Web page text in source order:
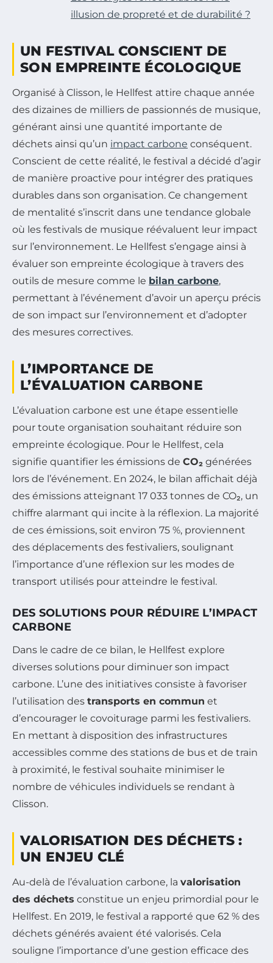
illusion de propreté et de durabilité ?
UN FESTIVAL CONSCIENT DE
SON EMPREINTE ÉCOLOGIQUE
Organisé à Clisson, le Hellfest attire chaque année
des dizaines de milliers de passionnés de musique,
générant ainsi une quantité importante de
déchets ainsi qu’un impact carbone conséquent.
Conscient de cette réalité, le festival a décidé d’agir
de manière proactive pour intégrer des pratiques
durables dans son organisation. Ce changement
de mentalité s’inscrit dans une tendance globale
où les festivals de musique réévaluent leur impact
sur l’environnement. Le Hellfest s’engage ainsi à
évaluer son empreinte écologique à travers des
outils de mesure comme le bilan carbone,
permettant à l’événement d’avoir un aperçu précis
de son impact sur l’environnement et d’adopter
des mesures correctives.
L’IMPORTANCE DE
L’ÉVALUATION CARBONE
L’évaluation carbone est une étape essentielle
pour toute organisation souhaitant réduire son
empreinte écologique. Pour le Hellfest, cela
signifie quantifier les émissions de CO₂ générées
lors de l’événement. En 2024, le bilan affichait déjà
des émissions atteignant 17 033 tonnes de CO₂, un
chiffre alarmant qui incite à la réflexion. La majorité
de ces émissions, soit environ 75 %, proviennent
des déplacements des festivaliers, soulignant
l’importance d’une réflexion sur les modes de
transport utilisés pour atteindre le festival.
DES SOLUTIONS POUR RÉDUIRE L’IMPACT
CARBONE
Dans le cadre de ce bilan, le Hellfest explore
diverses solutions pour diminuer son impact
carbone. L’une des initiatives consiste à favoriser
l’utilisation des transports en commun et
d’encourager le covoiturage parmi les festivaliers.
En mettant à disposition des infrastructures
accessibles comme des stations de bus et de train
à proximité, le festival souhaite minimiser le
nombre de véhicules individuels se rendant à
Clisson.
VALORISATION DES DÉCHETS :
UN ENJEU CLÉ
Au-delà de l’évaluation carbone, la valorisation
des déchets constitue un enjeu primordial pour le
Hellfest. En 2019, le festival a rapporté que 62 % des
déchets générés avaient été valorisés. Cela
souligne l’importance d’une gestion efficace des